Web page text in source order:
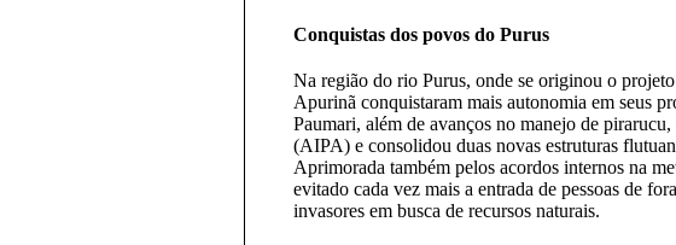
Conquistas dos povos do Purus
Na região do rio Purus, onde se originou o
Apurinã conquistaram mais autonomia em seus
Paumari, além de avanços no manejo de
(AIPA) e consolidou duas novas estruturas
Aprimorada também pelos acordos internos na
evitado cada vez mais a entrada de pessoas de
invasores em busca de recursos naturais.